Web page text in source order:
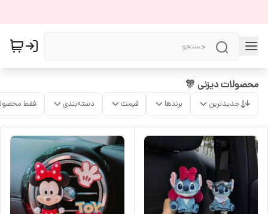
محصولات دیزنی 🎊
جدیدترین برندها قیمت دسته‌بندی فقط